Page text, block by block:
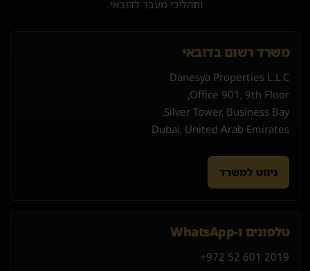
ותהליכי מעבר לדובאי.
משרד רשום בדובאי
Danesya Properties L.L.C
Office 901, 9th Floor,
Silver Tower, Business Bay,
Dubai, United Arab Emirates
ניווט למשרד
טלפונים ו-WhatsApp
+972 52 601 2019